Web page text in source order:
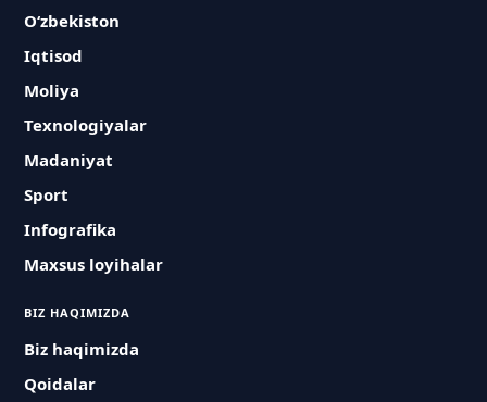
O‘zbekiston
Iqtisod
Moliya
Texnologiyalar
Madaniyat
Sport
Infografika
Maxsus loyihalar
BIZ HAQIMIZDA
Biz haqimizda
Qoidalar